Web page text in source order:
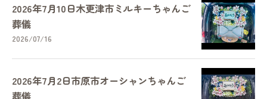
2026年7月10日木更津市ミルキーちゃんご
葬儀
2026/07/16
2026年7月2日市原市オーシャンちゃんご
葬儀